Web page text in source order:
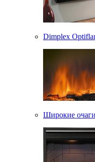
Dimplex
Широкие